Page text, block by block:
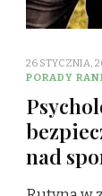
26 STYCZNIA,
PORADY
nad